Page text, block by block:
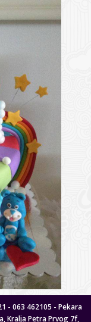
- 063 462105 - Pekara
Kralja Petra Prvog 7f,